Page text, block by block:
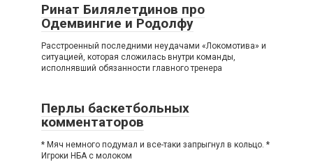
Ринат Билялетдинов про
Одемвингие и Родолфу
Расстроенный последними неудачами «Локомотива» и
ситуацией, которая сложилась внутри команды,
исполнявший обязанности главного тренера
Перлы баскетбольных
комментаторов
* Мяч немного подумал и все-таки запрыгнул в кольцо. *
Игроки НБА с молоком